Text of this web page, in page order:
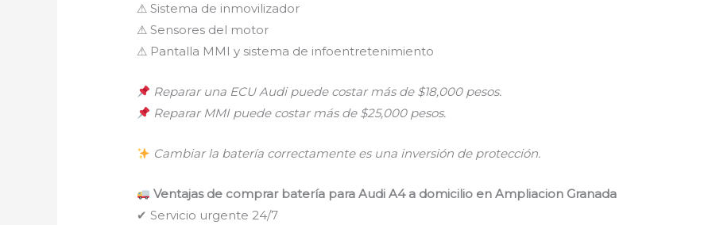
⚠ Sistema de inmovilizador
⚠ Sensores del motor
⚠ Pantalla MMI y sistema de infoentretenimiento
Reparar una ECU Audi puede costar más de $18,000 pesos.
Reparar MMI puede costar más de $25,000 pesos.
Cambiar la batería correctamente es una inversión de protección.
Ventajas de comprar batería para Audi A4 a domicilio en Ampliacion Granada
✔ Servicio urgente 24/7